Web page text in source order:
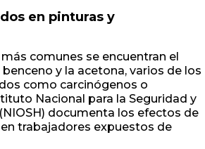
en pinturas y
comunes se encuentran el
y la acetona, varios de los
como carcinógenos o
Nacional para la Seguridad y
documenta los efectos de
trabajadores expuestos de